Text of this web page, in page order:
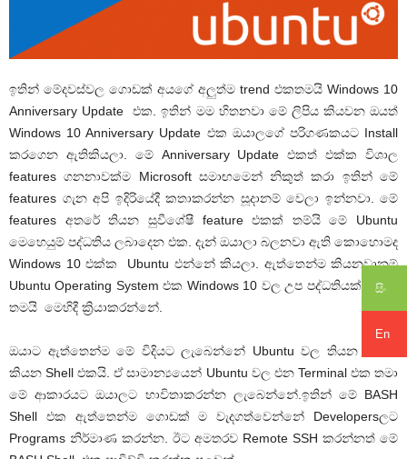
සිං
En
ඉතින් මේදවස්වල ගොඩක් අයගේ අලුත්ම trend එකතමයි Windows 10
Anniversary Update එක. ඉතින් මම හිතනවා මේ ලිපිය කියවන ඔයත්
Windows 10 Anniversary Update එක ඔයාලගේ පරිගණකයට Install
කරගෙන ඇතිකියලා. මේ Anniversary Update එකත් එක්ක විශාල
features ගනනාවක්ම Microsoft සමාඟමෙන් නිකුත් කරා ඉතින් මේ
features ගැන අපි ඉදිරියේදී කතාකරන්න සූදානම් වෙලා ඉන්නවා. මේ
features අතරේ තියන සුවීශේෂී feature එකක් තම්යි මේ Ubuntu
මෙහෙයුම් පද්ධතිය ලබාදෙන එක. දැන් ඔයාලා බලනවා ඇති කොහොමද
Windows 10 එක්ක Ubuntu එන්නේ කියලා. ඇත්තෙන්ම කියනවානම්
Ubuntu Operating System එක Windows 10 වල උප පද්ධතියක් විදියට
තමයි මෙහිදී ක්‍රියාකරන්නේ.
ඔයාට ඇත්තෙන්ම මේ විදියට ලැබෙන්නේ Ubuntu වල තියන BASH
කියන Shell එකයි. ඒ සාමාන්‍යයෙන් Ubuntu වල එන Terminal එක තමා
මේ ආකාරයට ඔයාලට භාවිතාකරන්න ලැබෙන්නේ.ඉතින් මේ BASH
Shell එක ඇත්තෙන්ම ගොඩක් ම වැදගත්වෙන්නේ Developersලට
Programs නිර්මාණ කරන්න. ඊට අමතරව Remote SSH කරන්නත් මේ